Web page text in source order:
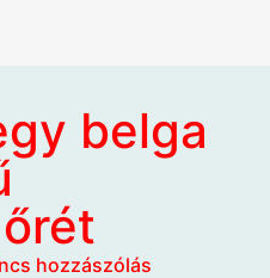
belga
hozzászólás